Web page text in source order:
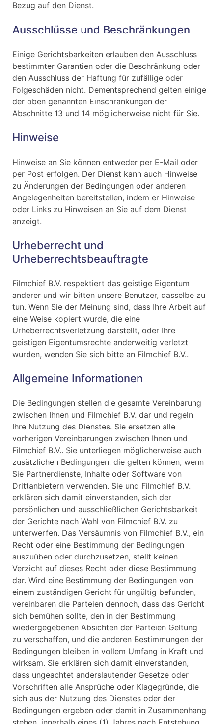
Bezug auf den Dienst.
Ausschlüsse und Beschränkungen
Einige Gerichtsbarkeiten erlauben den Ausschluss
bestimmter Garantien oder die Beschränkung oder
den Ausschluss der Haftung für zufällige oder
Folgeschäden nicht. Dementsprechend gelten einige
der oben genannten Einschränkungen der
Abschnitte 13 und 14 möglicherweise nicht für Sie.
Hinweise
Hinweise an Sie können entweder per E-Mail oder
per Post erfolgen. Der Dienst kann auch Hinweise
zu Änderungen der Bedingungen oder anderen
Angelegenheiten bereitstellen, indem er Hinweise
oder Links zu Hinweisen an Sie auf dem Dienst
anzeigt.
Urheberrecht und
Urheberrechtsbeauftragte
Filmchief B.V. respektiert das geistige Eigentum
anderer und wir bitten unsere Benutzer, dasselbe zu
tun. Wenn Sie der Meinung sind, dass Ihre Arbeit auf
eine Weise kopiert wurde, die eine
Urheberrechtsverletzung darstellt, oder Ihre
geistigen Eigentumsrechte anderweitig verletzt
wurden, wenden Sie sich bitte an Filmchief B.V..
Allgemeine Informationen
Die Bedingungen stellen die gesamte Vereinbarung
zwischen Ihnen und Filmchief B.V. dar und regeln
Ihre Nutzung des Dienstes. Sie ersetzen alle
vorherigen Vereinbarungen zwischen Ihnen und
Filmchief B.V.. Sie unterliegen möglicherweise auch
zusätzlichen Bedingungen, die gelten können, wenn
Sie Partnerdienste, Inhalte oder Software von
Drittanbietern verwenden. Sie und Filmchief B.V.
erklären sich damit einverstanden, sich der
persönlichen und ausschließlichen Gerichtsbarkeit
der Gerichte nach Wahl von Filmchief B.V. zu
unterwerfen. Das Versäumnis von Filmchief B.V., ein
Recht oder eine Bestimmung der Bedingungen
auszuüben oder durchzusetzen, stellt keinen
Verzicht auf dieses Recht oder diese Bestimmung
dar. Wird eine Bestimmung der Bedingungen von
einem zuständigen Gericht für ungültig befunden,
vereinbaren die Parteien dennoch, dass das Gericht
sich bemühen sollte, den in der Bestimmung
wiedergegebenen Absichten der Parteien Geltung
zu verschaffen, und die anderen Bestimmungen der
Bedingungen bleiben in vollem Umfang in Kraft und
wirksam. Sie erklären sich damit einverstanden,
dass ungeachtet anderslautender Gesetze oder
Vorschriften alle Ansprüche oder Klagegründe, die
sich aus der Nutzung des Dienstes oder der
Bedingungen ergeben oder damit in Zusammenhang
stehen, innerhalb eines (1) Jahres nach Entstehung